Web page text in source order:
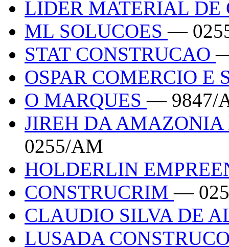
LIDER MATERIAL DE
ML SOLUCOES—
STAT CONSTRUCAO
OSPAR COMERCIO E
O MARQUES— 9847/
JIREH DA
0255/AM
HOLDERLIN
CONSTRUCRIM—
CLAUDIO SILVA DE
LUSADA